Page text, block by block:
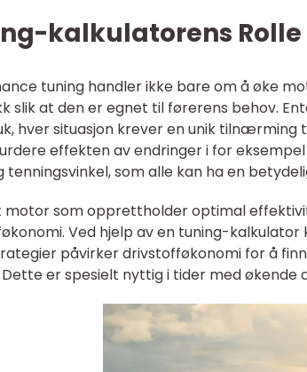
kalkulatorens
tuning handler ikke bare om å øke
slik at den er egnet til førerens behov.
hver situasjon krever en unik tilnærming
effekten av endringer i for
tenningsvinkel, som alle kan ha en
motor som opprettholder optimal
Ved hjelp av en tuning-
påvirker drivstofføkonomi for å
er spesielt nyttig i tider med